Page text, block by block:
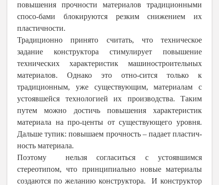
повышения прочности материалов традиционными
спосо-бами блокируются резким снижением их
пластичности.
Традиционно принято считать, что техническое
задание конструктора стимулирует повышение
технических характеристик машиностроительных
материалов. Однако это отно-сится только к
традиционным, уже существующим, материалам с
устоявшейся технологией их производства. Таким
путем можно достичь повышения характеристик
материала на про-центы от существующего уровня.
Дальше тупик: повышаем прочность – падает пластич-
ность материала.
Поэтому нельзя согласиться с устоявшимся
стереотипом, что принципиально новые материалы
создаются по желанию конструктора. И конструктор